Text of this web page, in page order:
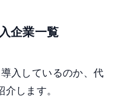
企業一覧
入しているのか、代
します。